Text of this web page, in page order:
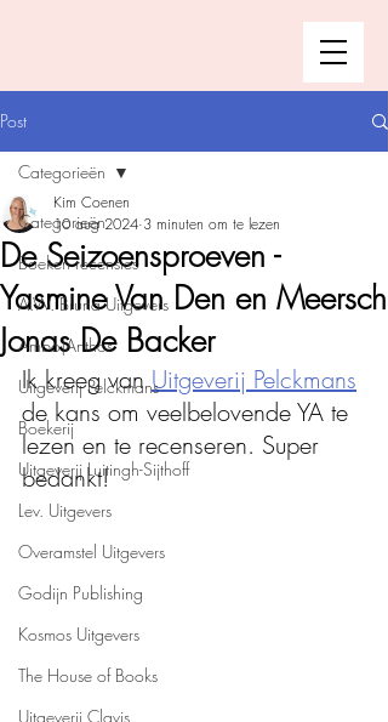
Post
Categorieën
Boeken recensies
A.W. Bruna Uitgevers
Ambo|Anthos
Uitgeverij Pelckmans
Boekerij
Uitgeverij Luitingh-Sijthoff
Lev. Uitgevers
Overamstel Uitgevers
Godijn Publishing
Kosmos Uitgevers
The House of Books
Uitgeverij Clavis
Categorieën
De Seizoensproeven -
Yasmine Van Den en Meersch
Jonas De Backer
Kim Coenen
10 aug 2024 3 minuten om te lezen
Ik kreeg van Uitgeverij Pelckmans
de kans om veelbelovende YA te
lezen en te recenseren. Super
bedankt!